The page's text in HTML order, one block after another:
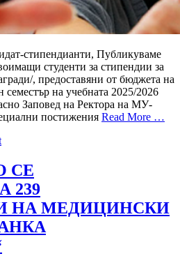
стипендианти, Публикуваме
студенти за стипендии за
, предоставяни от бюджета на
семестър на учебната 2025/2026
Заповед на Ректора на МУ-
постижения Read More …
СЕ
239
НА МЕДИЦИНСКИ